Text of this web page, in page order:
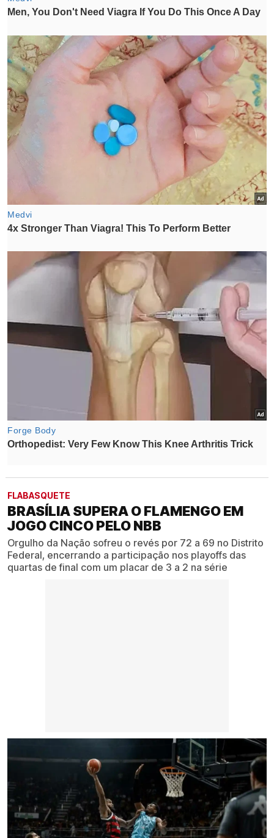
FLABASQUETE
BRASÍLIA SUPERA O FLAMENGO EM
JOGO CINCO PELO NBB
Orgulho da Nação sofreu o revés por 72 a 69 no Distrito
Federal, encerrando a participação nos playoffs das
quartas de final com um placar de 3 a 2 na série